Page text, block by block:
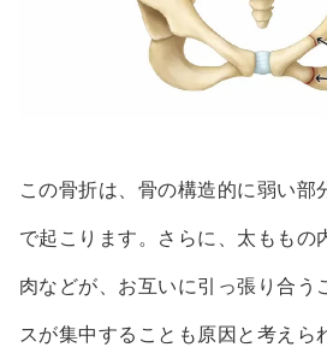
この骨折は、骨の構造的に弱い部
で起こります。さらに、太ももの
肉などが、お互いに引っ張り合う
スが集中することも原因と考えら